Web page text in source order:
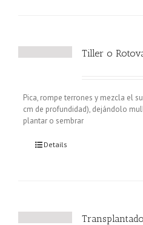
Tiller o
Pica, rompe terrones y mezcla el
cm de profundidad), dejándolo
plantar o sembrar
Details